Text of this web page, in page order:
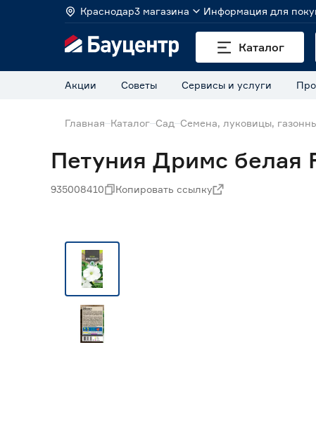
Краснодар3 магазина Информация для
Каталог
Акции Советы Сервисы и услуги
Главная Каталог Сад Семена, луковицы,
Петуния Дримс белая
935008410 Копировать ссылку